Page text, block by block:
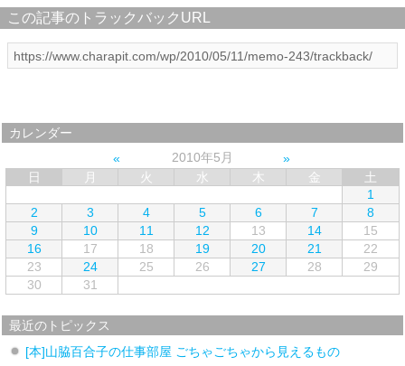
この記事のトラックバックURL
カレンダー
2010年5月
日
月 火 水 木 金
土
1
2
3 4 5 6 7
8
9
10 11 12 13 14
15
16
17 18 19 20 21
22
23
24 25 26 27 28
29
30
31
最近のトピックス
[本]山脇百合子の仕事部屋 ごちゃごちゃから見えるもの